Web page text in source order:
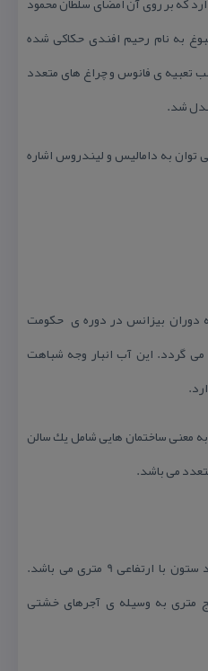
به نام رحیم افندی حكاكی شده
در سال 1920 به موجب تعبیه ی فانوس و چراغ های متعدد
شد.
توان به دامالیس و لیندروس اشاره
دوران بیزانس در دوره ی حكومت
می گردد. این آب انبار وجه شباهت
معنی ساختمان هایی شامل یك سالن
می باشد.
آب انبار باسیلیكا دارای 336 عدد ستون با ارتفاعی 9 متری می باشد.
متری به وسیله ی آجرهای خشتی